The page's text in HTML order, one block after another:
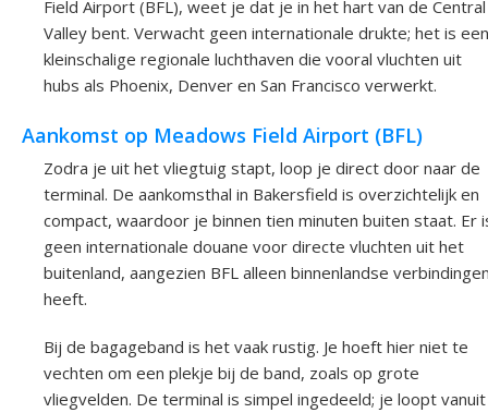
Field Airport (BFL), weet je dat je in het hart van de Central
Valley bent. Verwacht geen internationale drukte; het is een
kleinschalige regionale luchthaven die vooral vluchten uit
hubs als Phoenix, Denver en San Francisco verwerkt.
Aankomst op Meadows Field Airport (BFL)
Zodra je uit het vliegtuig stapt, loop je direct door naar de
terminal. De aankomsthal in Bakersfield is overzichtelijk en
compact, waardoor je binnen tien minuten buiten staat. Er
geen internationale douane voor directe vluchten uit het
buitenland, aangezien BFL alleen binnenlandse
heeft.
Bij de bagageband is het vaak rustig. Je hoeft hier niet te
vechten om een plekje bij de band, zoals op grote
vliegvelden. De terminal is simpel ingedeeld; je loopt vanuit